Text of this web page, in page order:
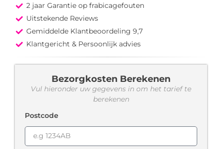
2 jaar Garantie op frabicagefouten
Uitstekende Reviews
Gemiddelde Klantbeoordeling 9,7
Klantgericht & Persoonlijk advies
Bezorgkosten Berekenen
Vul hieronder uw gegevens in om het tarief te
berekenen
Postcode